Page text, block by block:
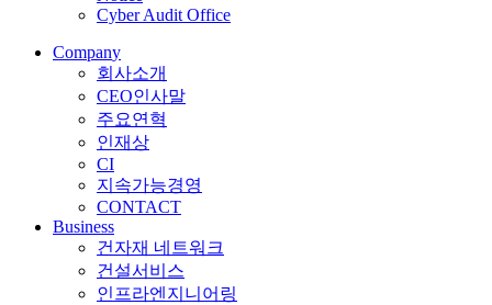
Cyber Audit Office
Company
회사소개
CEO인사말
주요연혁
인재상
CI
지속가능경영
CONTACT
Business
건자재 네트워크
건설서비스
인프라엔지니어링